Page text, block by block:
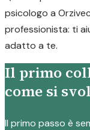
psicologo a
professionista: ti
adatto a te.
Il primo
come si
Il primo passo è